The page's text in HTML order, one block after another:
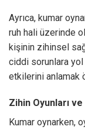
Ayrıca, kumar
ruh hali üzerinde
kişinin zihinsel
ciddi sorunlara yol
etkilerini anlamak
Zihin Oyunları
Kumar oynarken,